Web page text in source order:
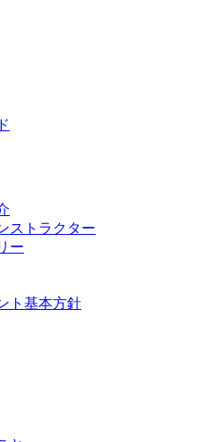
ストラクター
ー
ト基本方針